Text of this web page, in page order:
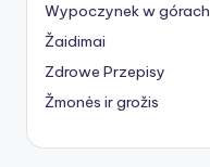
Wypoczynek w górach
Žaidimai
Zdrowe Przepisy
Žmonės ir grožis